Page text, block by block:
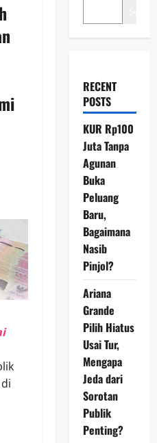
RECENT
POSTS
KUR Rp100
Juta Tanpa
Agunan
Buka
Peluang
Baru,
Bagaimana
Nasib
Pinjol?
Ariana
Grande
Pilih Hiatus
Usai Tur,
Mengapa
Jeda dari
Sorotan
Publik
Penting?